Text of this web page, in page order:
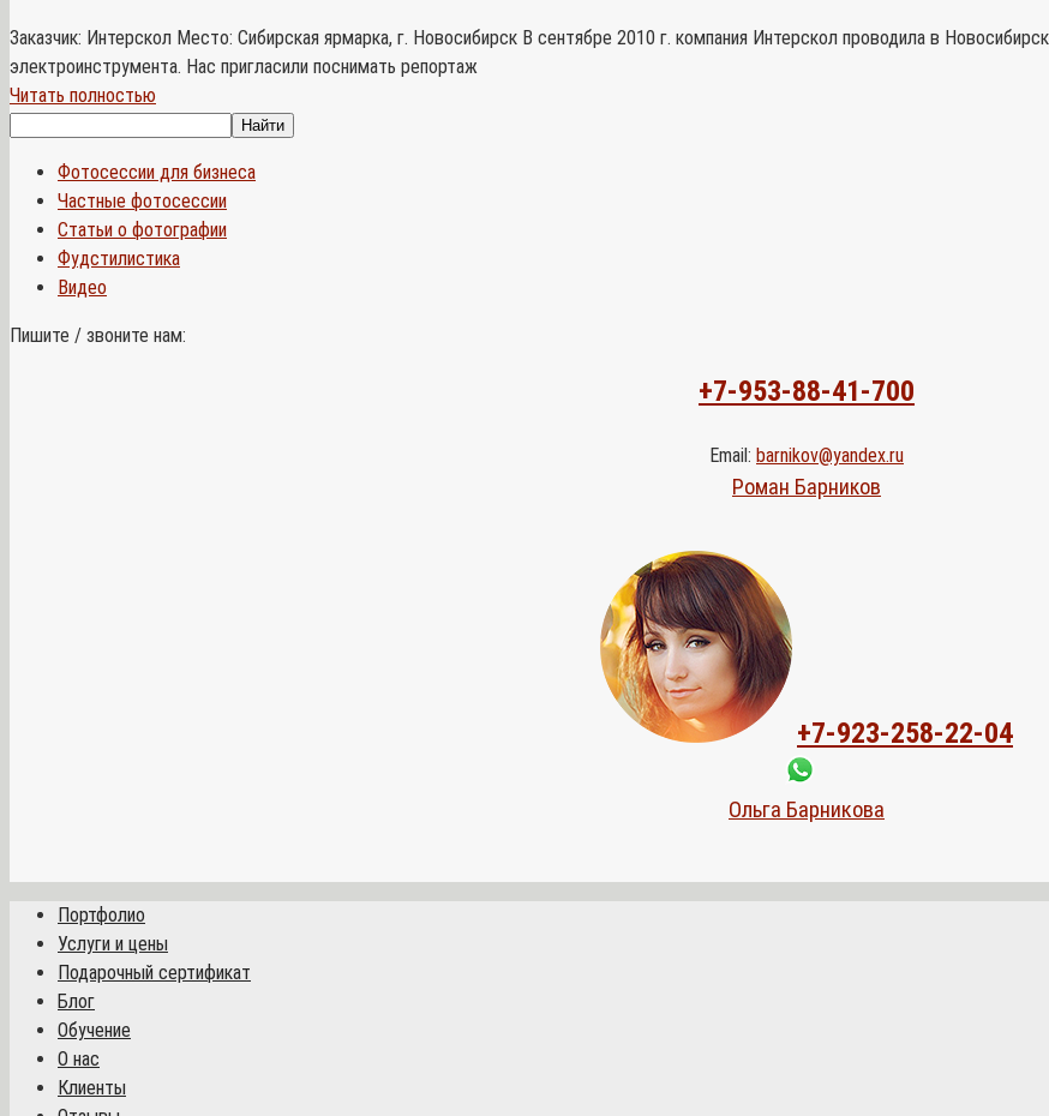
Заказчик: Интерскол Место: Сибирская ярмарка, г. Новосибирск В сентябре 2010 г. компания Интерскол проводила в
электроинструмента. Нас пригласили поснимать репортаж
Читать полностью
Фотосессии для бизнеса
Частные фотосессии
Статьи о фотографии
Фудстилистика
Видео
Пишите / звоните нам:
+7-953-88-41-700
Email: barnikov@yandex.ru
Роман Барников
+7-923-258-22-04
Ольга Барникова
Портфолио
Услуги и цены
Подарочный сертификат
Блог
Обучение
О нас
Клиенты